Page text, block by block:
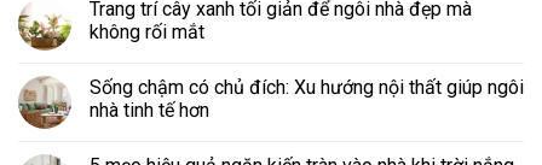
Trang trí cây xanh tối giản để ngôi nhà đẹp mà
không rối mắt
Sống chậm có chủ đích: Xu hướng nội thất giúp ngôi
nhà tinh tế hơn